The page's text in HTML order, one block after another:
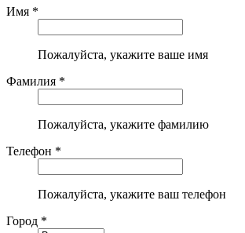
Имя *
Пожалуйста, укажите ваше имя
Фамилия *
Пожалуйста, укажите фамилию
Телефон *
Пожалуйста, укажите ваш телефон
Город *